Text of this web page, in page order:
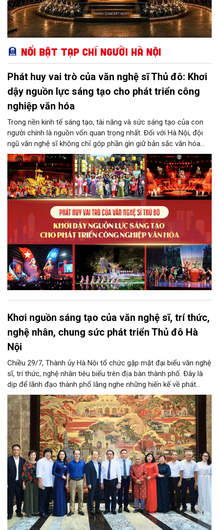
Nổi bật Tạp chí Người Hà Nội
Phát huy vai trò của văn nghệ sĩ Thủ đô: Khơi
dậy nguồn lực sáng tạo cho phát triển công
nghiệp văn hóa
Trong nền kinh tế sáng tạo, tài năng và sức sáng tạo của con
người chính là nguồn vốn quan trọng nhất. Đối với Hà Nội, đội
ngũ văn nghệ sĩ không chỉ góp phần gìn giữ bản sắc văn hóa
mà còn giữ vai trò trung tâm trong quá trình hình thành các sản
phẩm công nghiệp văn hóa có giá trị. Khơi dậy, phát huy và tạo
điều kiện để nguồn lực sáng tạo ấy phát triển sẽ là “chìa khóa”
để Hà Nội khai thác hiệu quả tiềm năng văn hóa, nâng cao năng
lực cạnh tranh và khẳng định vị thế của một trung tâm sáng tạo
trong kỷ nguyên mới.
Khơi nguồn sáng tạo của văn nghệ sĩ, trí thức,
nghệ nhân, chung sức phát triển Thủ đô Hà
Nội
Chiều 29/7, Thành ủy Hà Nội tổ chức gặp mặt đại biểu văn nghệ
sĩ, trí thức, nghệ nhân tiêu biểu trên địa bàn thành phố. Đây là
dịp để lãnh đạo thành phố lắng nghe những hiến kế về phát
triển khoa học công nghệ, đổi mới sáng tạo, công nghiệp văn
hóa và phát huy nguồn lực con người, góp phần tạo động lực
mới cho sự phát triển nhanh, bền vững của Thủ đô.